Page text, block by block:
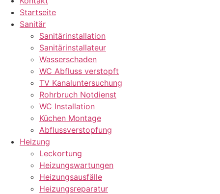
Startseite
Sanitär
Sanitärinstallation
Sanitärinstallateur
Wasserschaden
WC Abfluss verstopft
TV Kanaluntersuchung
Rohrbruch Notdienst
WC Installation
Küchen Montage
Abflussverstopfung
Heizung
Leckortung
Heizungswartungen
Heizungsausfälle
Heizungsreparatur